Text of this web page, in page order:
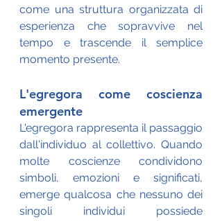
come una struttura organizzata di
esperienza che sopravvive nel
tempo e trascende il semplice
momento presente.
L'egregora come coscienza
emergente
L'egregora rappresenta il passaggio
dall'individuo al collettivo. Quando
molte coscienze condividono
simboli, emozioni e significati,
emerge qualcosa che nessuno dei
singoli individui possiede